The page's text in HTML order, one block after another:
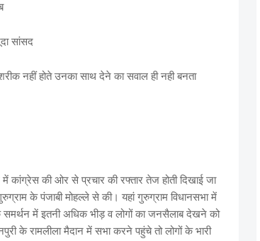
सांसद
नहीं होते उनका साथ देने का सवाल ही नही बनता
की ओर से प्रचार की रफ्तार तेज होती दिखाई जा
के पंजाबी मोहल्ले से की। यहां गुरुग्राम विधानसभा में
समर्थन में इतनी अधिक भीड़ व लोगों का जनसैलाब देखने को
के रामलीला मैदान में सभा करने पहुंचे तो लोगों के भारी